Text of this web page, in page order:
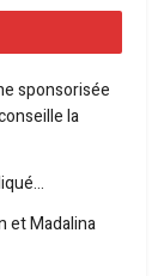
sponsorisée
la
et Madalina